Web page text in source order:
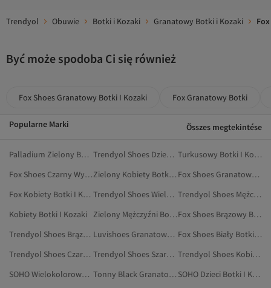
Trendyol Obuwie Botki i Kozaki Granatowy Botki i Kozaki
Być może spodoba Ci się również
Fox Shoes Granatowy Botki I Kozaki Fox Granatowy Botki
Popularne Marki Összes megtekintése
Palladium Zielony Botki I Kozaki Trendyol Shoes Dzieci Botki I Kozaki
Turkusowy Botki I Kozaki
Fox Shoes Czarny Wysokie Kozaki
Zielony Kobiety Botki I Kozaki
Fox Shoes Granatowy Wysokie Kozaki
Fox Kobiety Botki I Kozaki
Trendyol Shoes Wielokolorowy Botki I Kozaki
Trendyol Shoes Mężczyźni Botki I Kozaki
Kobiety Botki I Kozaki
Zielony Mężczyźni Botki I Kozaki
Fox Shoes Brązowy Botki
Trendyol Shoes Brązowy Botki I Kozaki
Luvishoes Granatowy Botki I Kozaki
Fox Shoes Biały Botki I Kozaki
Trendyol Shoes Czarny Botki I Kozaki
Trendyol Shoes Szary Botki I Kozaki
Trendyol Shoes Kobiety Botki I Kozaki
SOHO Wielokolorowy Botki I Kozaki
Tonny Black Granatowy Botki I Kozaki
SOHO Dzieci Botki I Kozaki